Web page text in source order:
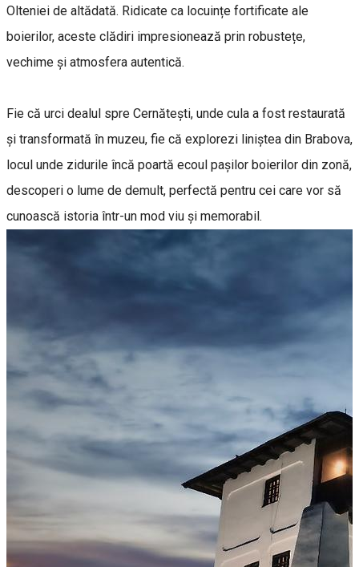
Olteniei de altădată. Ridicate ca locuințe fortificate ale
boierilor, aceste clădiri impresionează prin robustețe,
vechime și atmosfera autentică.
Fie că urci dealul spre Cernătești, unde cula a fost restaurată
și transformată în muzeu, fie că explorezi liniștea din Brabova,
locul unde zidurile încă poartă ecoul pașilor boierilor din zonă,
descoperi o lume de demult, perfectă pentru cei care vor să
cunoască istoria într-un mod viu și memorabil.